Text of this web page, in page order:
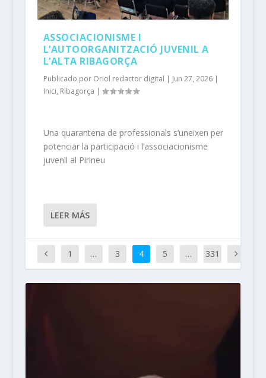
ASSOCIACIONISME I
L’AUTOORGANITZACIÓ JUVENIL A
L’ALTA RIBAGORÇA
Publicado por Oriol redactor digital | Jun 27, 2026|
Inici, Ribagorça |
Una quarantena de professionals s’uneixen per
potenciar la participació i l’associacionisme
juvenil al Pirineu
LEER MÁS
1 … 3 4 5 … 331